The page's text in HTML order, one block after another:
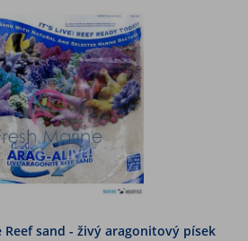
Reef sand - živý aragonitový písek